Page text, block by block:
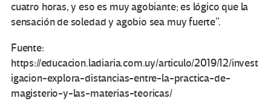
cuatro horas, y eso es muy agobiante; es lógico que la
sensación de soledad y agobio sea muy fuerte”.
Fuente:
https://educacion.ladiaria.com.uy/articulo/2019/12/invest
igacion-explora-distancias-entre-la-practica-de-
magisterio-y-las-materias-teoricas/